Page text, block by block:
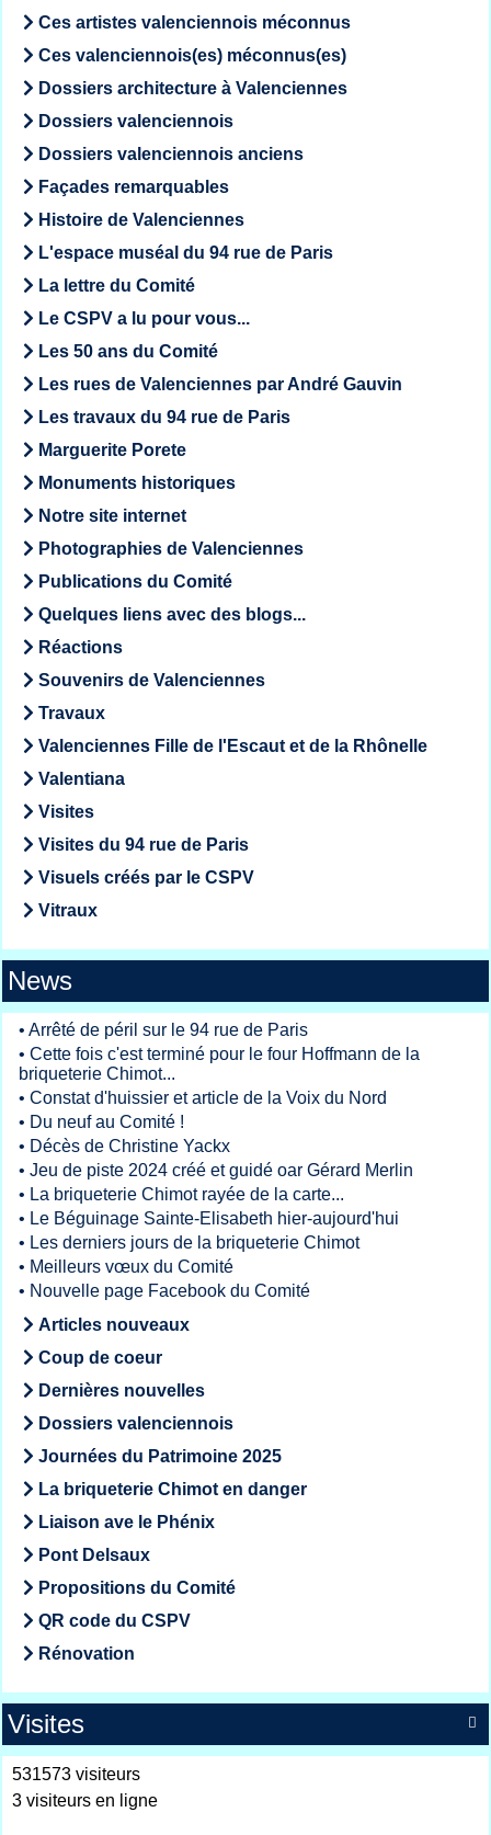
Ces artistes valenciennois méconnus
Ces valenciennois(es) méconnus(es)
Dossiers architecture à Valenciennes
Dossiers valenciennois
Dossiers valenciennois anciens
Façades remarquables
Histoire de Valenciennes
L'espace muséal du 94 rue de Paris
La lettre du Comité
Le CSPV a lu pour vous...
Les 50 ans du Comité
Les rues de Valenciennes par André Gauvin
Les travaux du 94 rue de Paris
Marguerite Porete
Monuments historiques
Notre site internet
Photographies de Valenciennes
Publications du Comité
Quelques liens avec des blogs...
Réactions
Souvenirs de Valenciennes
Travaux
Valenciennes Fille de l'Escaut et de la Rhônelle
Valentiana
Visites
Visites du 94 rue de Paris
Visuels créés par le CSPV
Vitraux
News
• Arrêté de péril sur le 94 rue de Paris
• Cette fois c'est terminé pour le four Hoffmann de la
briqueterie Chimot...
• Constat d'huissier et article de la Voix du Nord
• Du neuf au Comité !
• Décès de Christine Yackx
• Jeu de piste 2024 créé et guidé oar Gérard Merlin
• La briqueterie Chimot rayée de la carte...
• Le Béguinage Sainte-Elisabeth hier-aujourd'hui
• Les derniers jours de la briqueterie Chimot
• Meilleurs vœux du Comité
• Nouvelle page Facebook du Comité
Articles nouveaux
Coup de coeur
Dernières nouvelles
Dossiers valenciennois
Journées du Patrimoine 2025
La briqueterie Chimot en danger
Liaison ave le Phénix
Pont Delsaux
Propositions du Comité
QR code du CSPV
Rénovation

Visites
531573 visiteurs
3 visiteurs en ligne